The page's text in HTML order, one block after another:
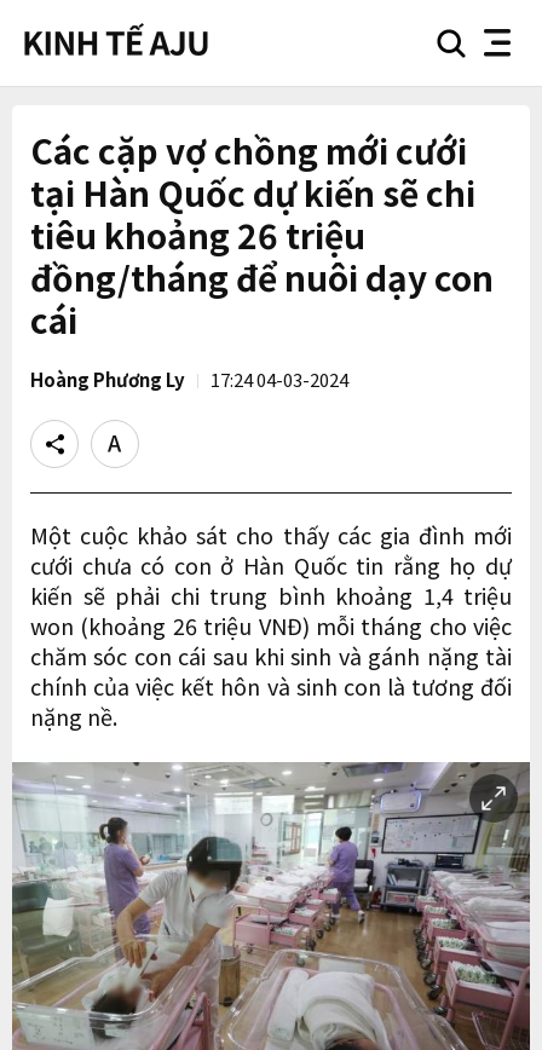
searchnav
Các cặp vợ chồng mới cưới
tại Hàn Quốc dự kiến sẽ chi
tiêu khoảng 26 triệu
đồng/tháng để nuôi dạy con
cái
Hoàng Phương Ly 17:24 04-03-2024
Share
Text
size
Một cuộc khảo sát cho thấy các gia đình mới
cưới chưa có con ở Hàn Quốc tin rằng họ dự
kiến ​​sẽ phải chi trung bình khoảng 1,4 triệu
won (khoảng 26 triệu VNĐ) mỗi tháng cho việc
chăm sóc con cái sau khi sinh và gánh nặng tài
chính của việc kết hôn và sinh con là tương đối
nặng nề.